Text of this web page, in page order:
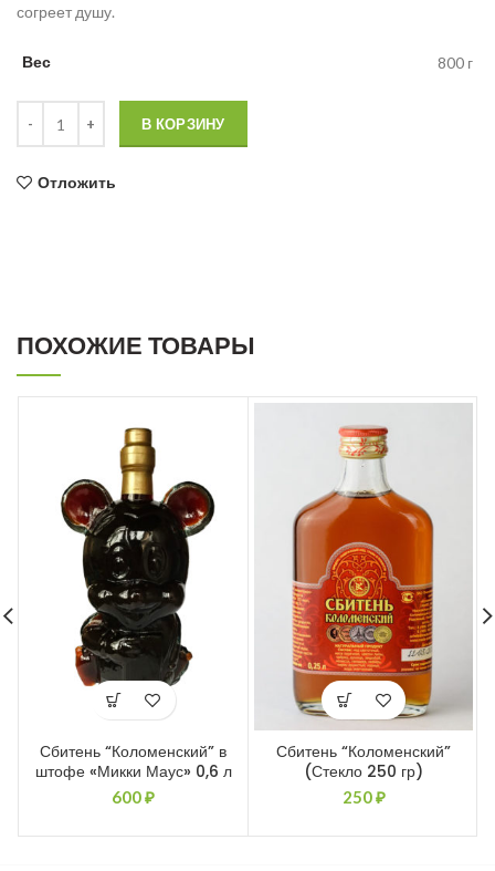
согреет душу.
Вес 800 г
В КОРЗИНУ
Отложить
ПОХОЖИЕ ТОВАРЫ
Сбитень “Коломенский” в
штофе «Микки Маус» 0,6 л
600₽
Сбитень “Коломенский”
(Стекло 250 гр)
250₽